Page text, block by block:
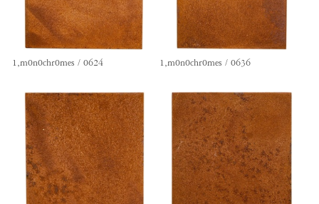
1,m0n0chr0mes / 0624 1,m0n0chr0mes / 0636